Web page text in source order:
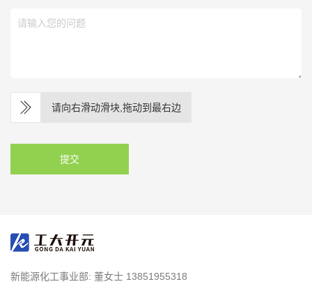
请向右滑动滑块,拖动到最右边
提交
新能源化工事业部: 董女士 13851955318